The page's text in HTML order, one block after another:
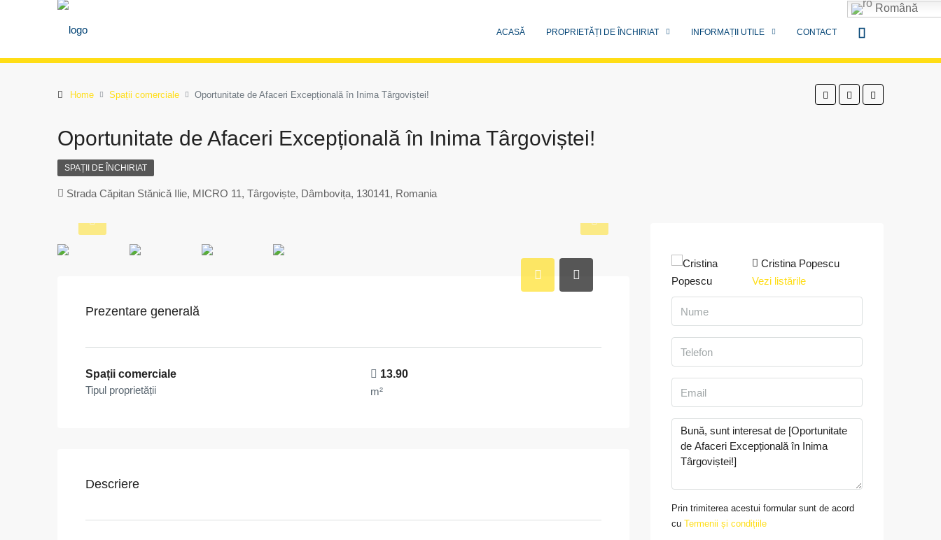
ACASĂ PROPRIETĂȚI DE ÎNCHIRIAT INFORMAȚII UTILE CONTACT
Română
Home Spații comerciale Oportunitate de Afaceri Excepțională în Inima Târgoviștei!
Oportunitate de Afaceri Excepțională în Inima Târgoviștei!
SPAȚII DE ÎNCHIRIAT
Strada Căpitan Stănică Ilie, MICRO 11, Târgoviște, Dâmbovița, 130141, Romania
Prezentare generală
Spații comerciale
Tipul proprietății
13.90
m²
Descriere
Cristina Popescu
Vezi listările
Prin trimiterea acestui formular sunt de acord
cu Termenii și condițiile